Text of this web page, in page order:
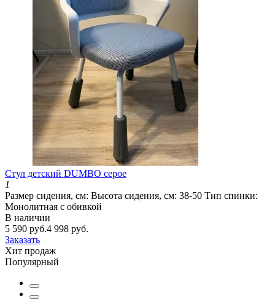
Cтул детский DUMBO серое
1
Размер сидения, см: Высота сидения, см: 38-50 Тип спинки:
Монолитная с обивкой
В наличии
5 590 руб.4 998 руб.
Заказать
Хит продаж
Популярный